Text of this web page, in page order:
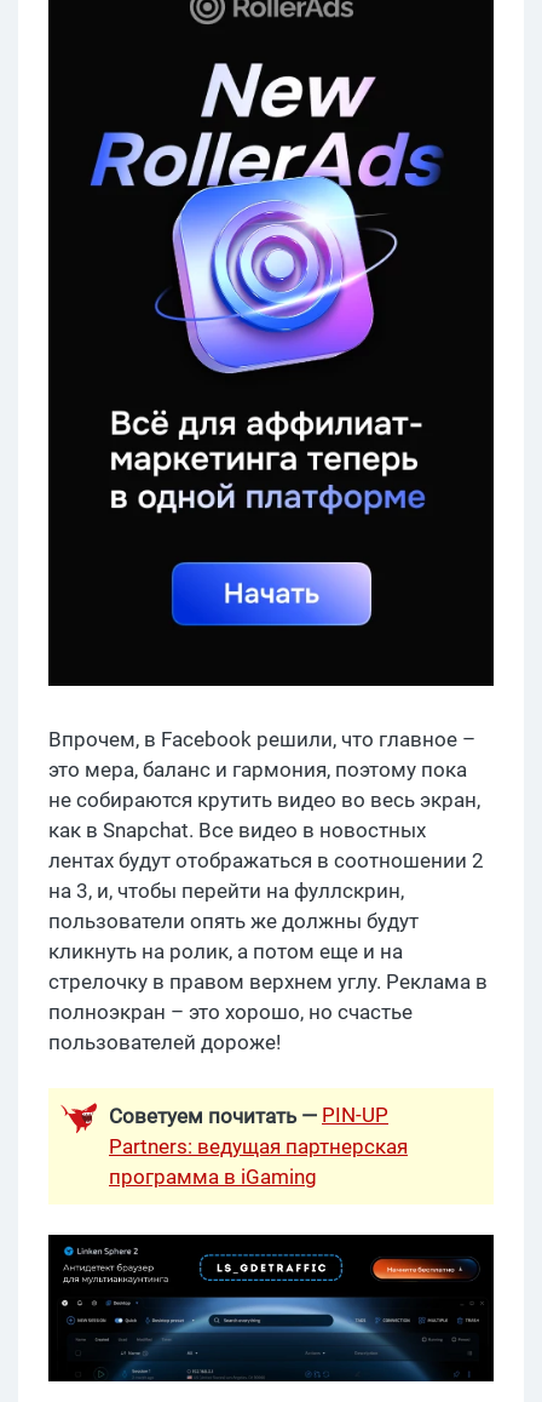
Впрочем, в Facebook решили, что главное –
это мера, баланс и гармония, поэтому пока
не собираются крутить видео во весь экран,
как в Snapchat. Все видео в новостных
лентах будут отображаться в соотношении 2
на 3, и, чтобы перейти на фуллскрин,
пользователи опять же должны будут
кликнуть на ролик, а потом еще и на
стрелочку в правом верхнем углу. Реклама в
полноэкран – это хорошо, но счастье
пользователей дороже!
Советуем почитать — PIN-UP
Partners: ведущая партнерская
программа в iGaming